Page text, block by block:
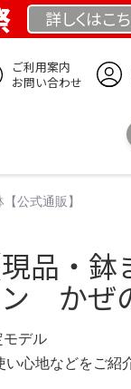
詳しくはこ
ご利用案内
お問い合わせ
公式通販】
品・鉢
か
デル
心地などをご紹